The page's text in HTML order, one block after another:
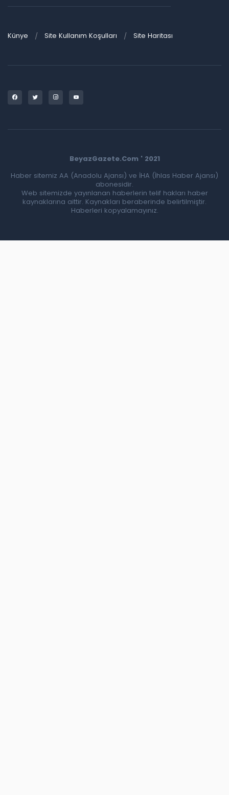
Künye Site Kullanım Koşulları Site Haritası
BeyazGazete.Com ' 2021
Haber sitemiz AA (Anadolu Ajansı) ve İHA (İhlas Haber Ajansı)
abonesidir.
Web sitemizde yayınlanan haberlerin telif hakları haber
kaynaklarına aittir. Kaynakları beraberinde belirtilmiştir.
Haberleri kopyalamayınız.